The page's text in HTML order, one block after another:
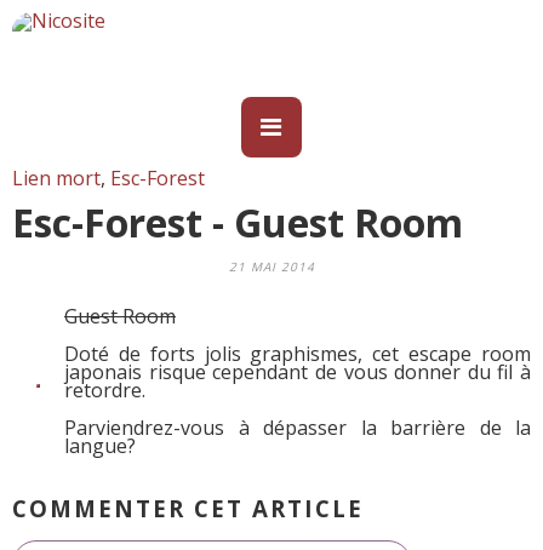
Lien mort, Esc-Forest
Esc-Forest - Guest Room
21 MAI 2014
Guest Room
Doté de forts jolis graphismes, cet escape room
japonais risque cependant de vous donner du fil à
retordre.
Parviendrez-vous à dépasser la barrière de la
langue?
COMMENTER CET ARTICLE